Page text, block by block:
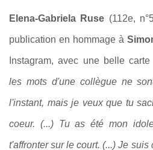
Elena-Gabriela Ruse (112e,
publication en hommage à
Instagram, avec une belle carte
les mots d'une collègue ne
l'instant, mais je veux que tu
coeur. (...) Tu as été mon
t'affronter sur le court. (...) Je